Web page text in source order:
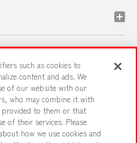
such as cookies to
content and ads. We
of our website with our
who may combine it with
to them or that
of their services. Please
how we use cookies and